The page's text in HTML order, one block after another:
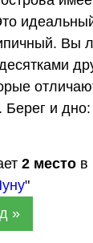
Вы
и
2 место в
"
»